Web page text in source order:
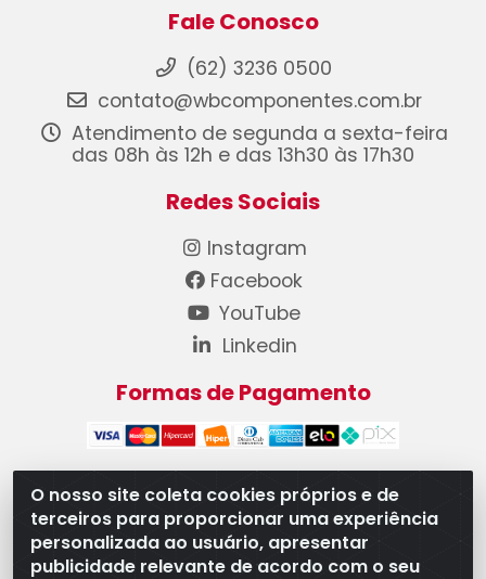
O nosso site coleta cookies próprios e de
terceiros para proporcionar uma experiência
personalizada ao usuário, apresentar
publicidade relevante de acordo com o seu
Fale Conosco
(62) 3236 0500
contato@wbcomponentes.com.br
Atendimento de segunda a sexta-feira
das 08h às 12h e das 13h30 às 17h30
Redes Sociais
Instagram
Facebook
YouTube
Linkedin
Formas de Pagamento
WB Componentes Automotivos LTDA - CNPJ
08.528.393/0001-12 - Rua do Níquel, 667 - Parque
Oeste Industrial, Goiânia/GO - CEP 74375-660